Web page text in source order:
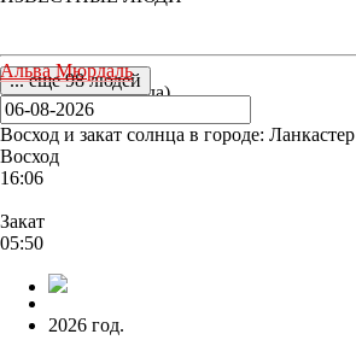
Альва Мюрдаль
1902 - 1986 (84 года)
ИЗВЕСТНЫЕ ЛЮДИ
... еще 98 людей
Восход и закат солнца в городе: Ланкастер
Восход
16:06
Закат
05:50
2026 год.